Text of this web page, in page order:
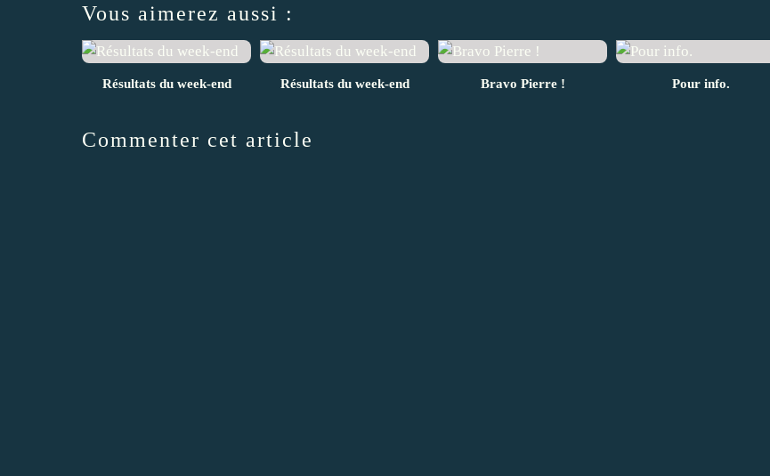
Vous aimerez aussi :
Résultats du week-end Résultats du week-end Bravo Pierre ! Pour info.
Commenter cet article